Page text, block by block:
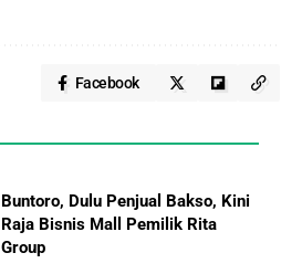
Facebook
Buntoro, Dulu Penjual Bakso, Kini
Raja Bisnis Mall Pemilik Rita
Group